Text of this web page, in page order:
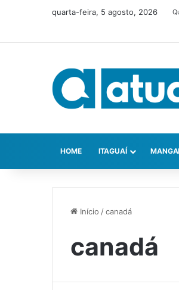
quarta-feira, 5 agosto, 2026
HOME ITAGUAÍ
Início /canadá
canadá